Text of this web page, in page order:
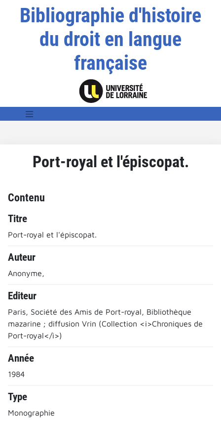
Bibliographie d'histoire
du droit en langue
française
Port-royal et l'épiscopat.
Contenu
Titre
Port-royal et l'épiscopat.
Auteur
Anonyme,
Editeur
Paris, Société des Amis de Port-royal, Bibliothèque
mazarine ; diffusion Vrin (Collection <i>Chroniques de
Port-royal</i>)
Année
1984
Type
Monographie